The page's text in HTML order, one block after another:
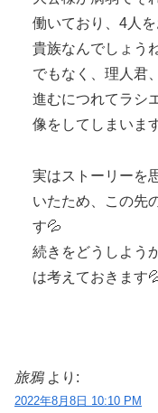
働いており、4人
貴族なんでしょう
でもなく、理人君
進むにつれてラシ
像をしてしまいま
実はストーリーを
いたため、この先
す💦
続きをどうしよう
は考えておきます
旅鴉 より:
2022年8月8日 10:10 PM